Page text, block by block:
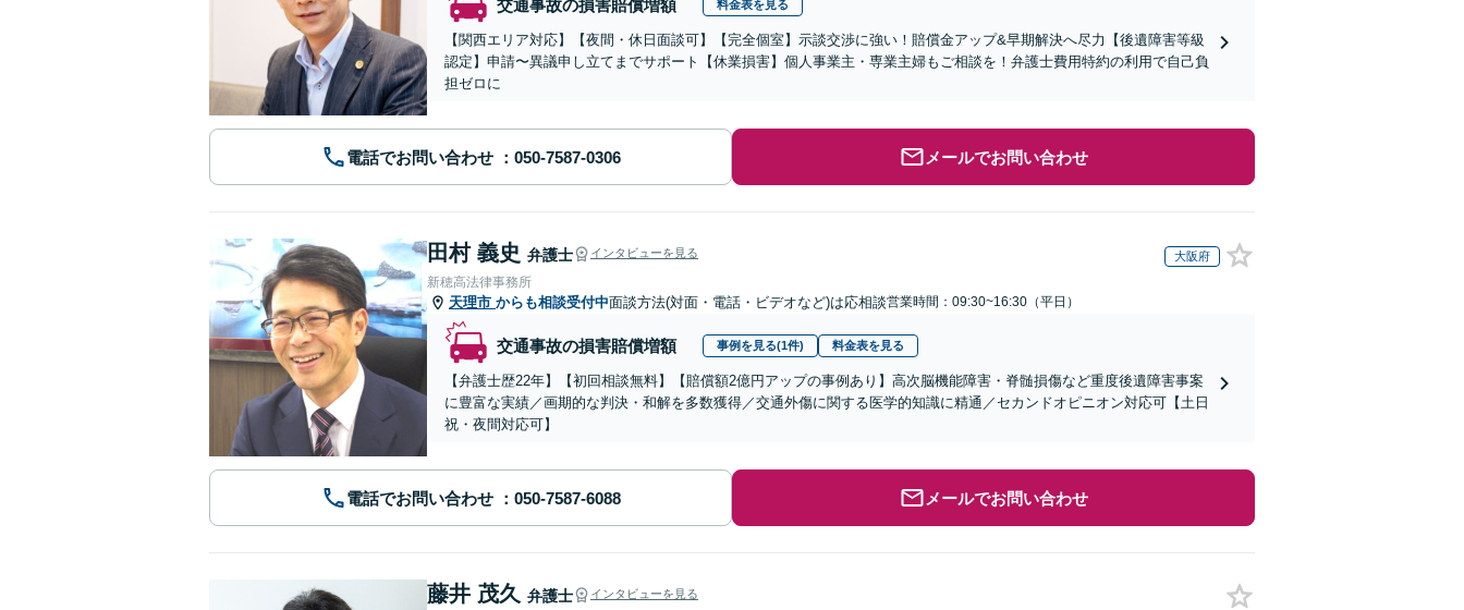
交通事故の損害賠償増額 料金表を見る
【関西エリア対応】【夜間・休日面談可】【完全個室】示談交渉に強い！賠償金アップ&早期解決へ尽力【後遺障害等級
認定】申請〜異議申し立てまでサポート【休業損害】個人事業主・専業主婦もご相談を！弁護士費用特約の利用で自己負
担ゼロに
電話でお問い合わせ メールでお問い合わせ
田村 義史 弁護士 インタビューを見る 大阪府
新穂高法律事務所
天理市 からも相談受付中面談方法(対面・電話・ビデオなど)は応相談営業時間：09:30~16:30（平日）
交通事故の損害賠償増額 事例を見る(1件) 料金表を見る
【弁護士歴22年】【初回相談無料】【賠償額2億円アップの事例あり】高次脳機能障害・脊髄損傷など重度後遺障害事案
に豊富な実績／画期的な判決・和解を多数獲得／交通外傷に関する医学的知識に精通／セカンドオピニオン対応可【土日
祝・夜間対応可】
電話でお問い合わせ メールでお問い合わせ
藤井 茂久 弁護士 インタビューを見る